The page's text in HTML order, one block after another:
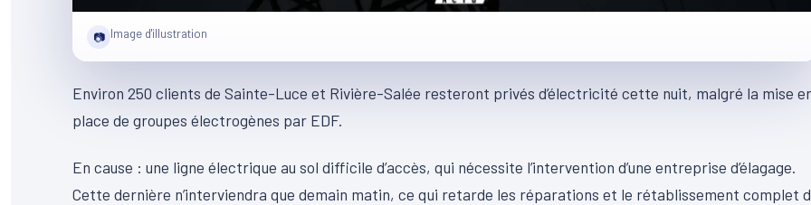
📷 Image d'illustration
Environ 250 clients de Sainte-Luce et Rivière-Salée resteront privés d’électricité cette nuit, malgré la mise
place de groupes électrogènes par EDF.
En cause : une ligne électrique au sol difficile d’accès, qui nécessite l’intervention d’une entreprise d’élagage.
Cette dernière n’interviendra que demain matin, ce qui retarde les réparations et le rétablissement complet